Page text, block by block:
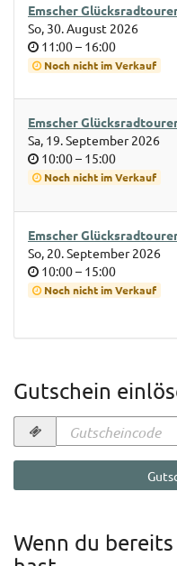
Emscher
So, 30. August 2026
Uhrzeit
11:00–bis
16:00
Noch nicht im Verkauf
Emscher
Sa, 19. September 2026
Uhrzeit
10:00–bis
15:00
Noch nicht im Verkauf
Emscher
So, 20. September 2026
Uhrzeit
10:00–bis
15:00
Noch nicht im Verkauf
Gutschein
Gutscheincode
erforderlich
Wenn du